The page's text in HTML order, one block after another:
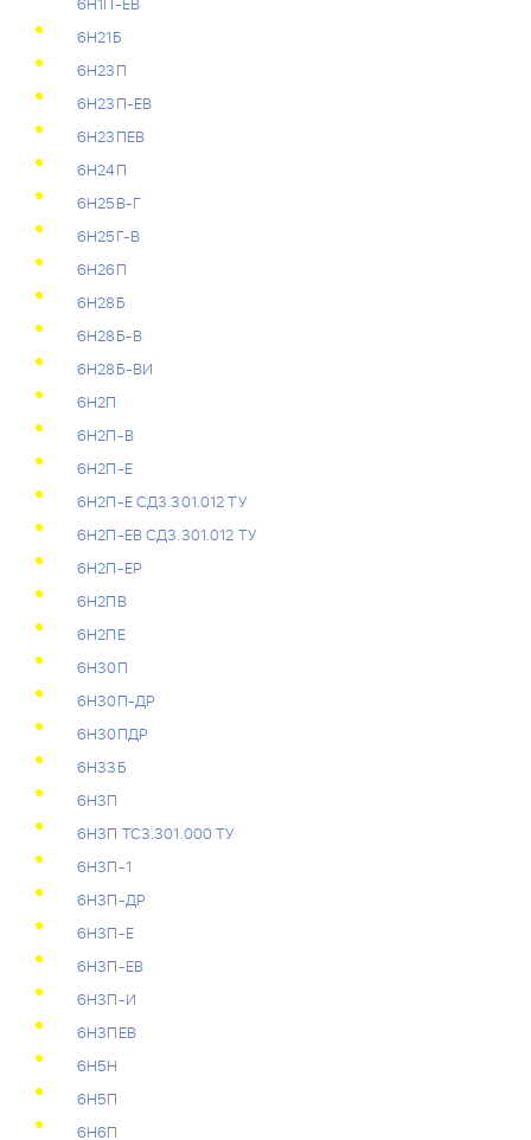
6Н1П-ЕВ
6Н21Б
6Н23П
6Н23П-ЕВ
6Н23ПЕВ
6Н24П
6Н25В-Г
6Н25Г-В
6Н26П
6Н28Б
6Н28Б-В
6Н28Б-ВИ
6Н2П
6Н2П-В
6Н2П-Е
6Н2П-Е СД3.301.012 ТУ
6Н2П-ЕВ СД3.301.012 ТУ
6Н2П-ЕР
6Н2ПВ
6Н2ПЕ
6Н30П
6Н30П-ДР
6Н30ПДР
6Н33Б
6Н3П
6Н3П ТС3.301.000 ТУ
6Н3П-1
6Н3П-ДР
6Н3П-Е
6Н3П-ЕВ
6Н3П-И
6Н3ПЕВ
6Н5Н
6Н5П
6Н6П